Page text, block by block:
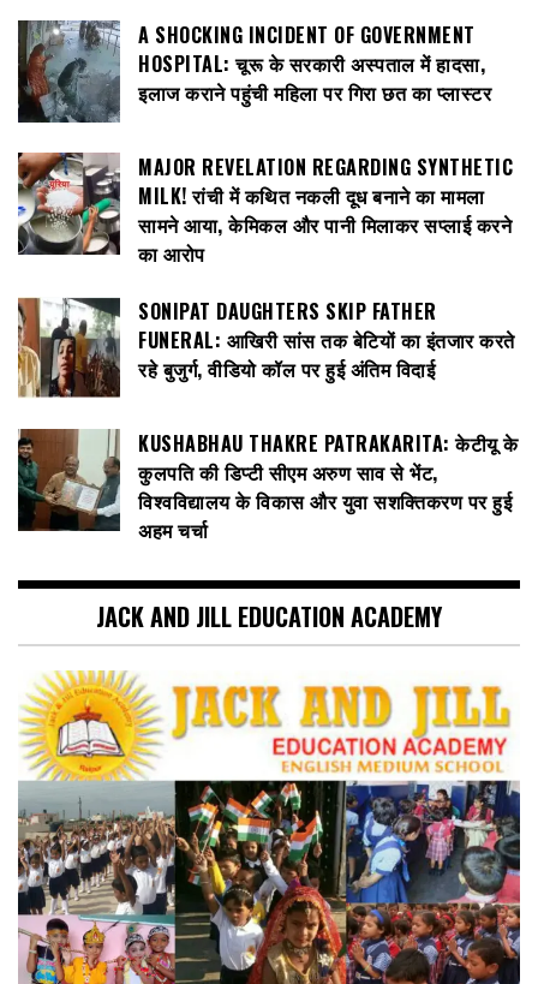
A SHOCKING INCIDENT OF GOVERNMENT
HOSPITAL: चूरू के सरकारी अस्पताल में हादसा,
इलाज कराने पहुंची महिला पर गिरा छत का प्लास्टर
MAJOR REVELATION REGARDING SYNTHETIC
MILK! रांची में कथित नकली दूध बनाने का मामला
सामने आया, केमिकल और पानी मिलाकर सप्लाई करने
का आरोप
SONIPAT DAUGHTERS SKIP FATHER
FUNERAL: आखिरी सांस तक बेटियों का इंतजार करते
रहे बुजुर्ग, वीडियो कॉल पर हुई अंतिम विदाई
KUSHABHAU THAKRE PATRAKARITA: केटीयू के
कुलपति की डिप्टी सीएम अरुण साव से भेंट,
विश्वविद्यालय के विकास और युवा सशक्तिकरण पर हुई
अहम चर्चा
JACK AND JILL EDUCATION ACADEMY